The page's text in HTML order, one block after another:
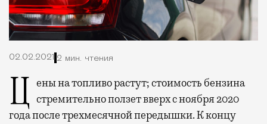
02.02.2021 2 мин. чтения
Цены на топливо растут; стоимость бензина стремительно ползет вверх с ноября 2020
года после трехмесячной передышки. К концу